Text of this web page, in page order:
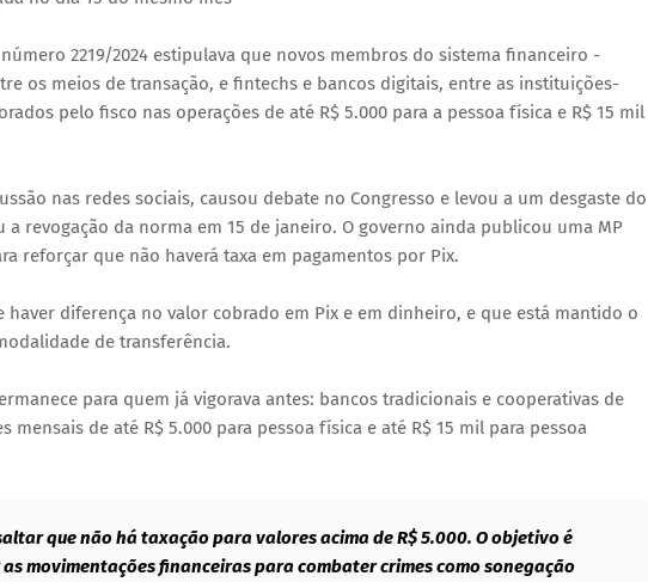
2219/2024 estipulava que novos membros do sistema financeiro -
os meios de transação, e fintechs e bancos digitais, entre as instituições-
pelo fisco nas operações de até R$ 5.000 para a pessoa física e R$ 15 mil
nas redes sociais, causou debate no Congresso e levou a um desgaste do
a revogação da norma em 15 de janeiro. O governo ainda publicou uma MP
reforçar que não haverá taxa em pagamentos por Pix.
haver diferença no valor cobrado em Pix e em dinheiro, e que está mantido o
de transferência.
para quem já vigorava antes: bancos tradicionais e cooperativas de
mensais de até R$ 5.000 para pessoa física e até R$ 15 mil para pessoa
que não há taxação para valores acima de R$ 5.000. O objetivo é
movimentações financeiras para combater crimes como sonegação